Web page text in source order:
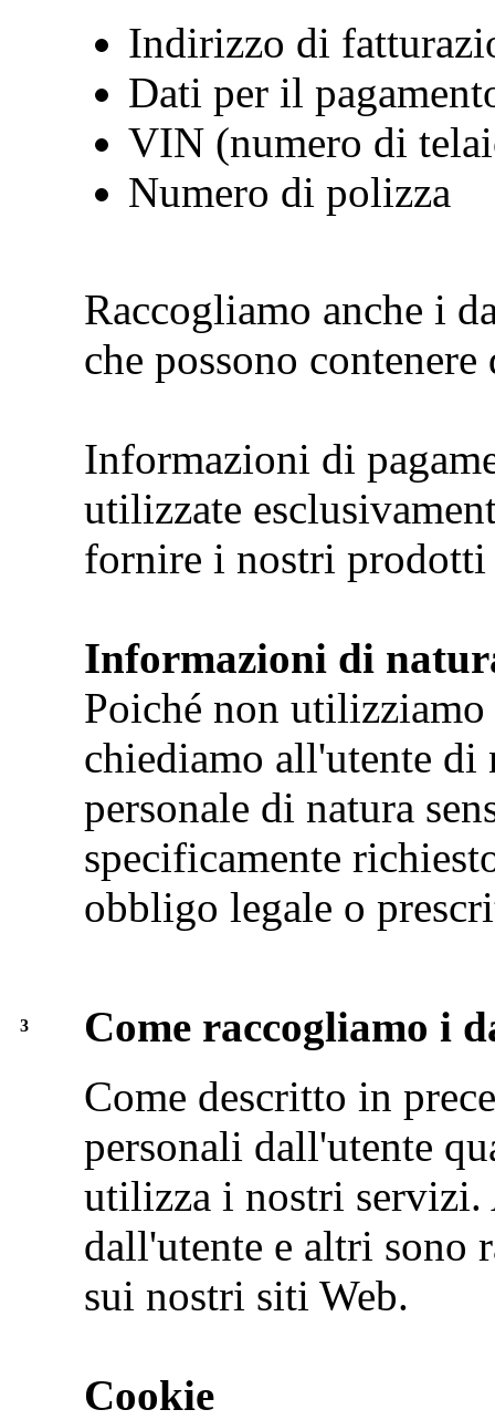
Indirizzo di
Dati per il
VIN (numero di
Numero di polizza
Raccogliamo anche i
che possono
Informazioni di
utilizzate
fornire i nostri prodotti
Informazioni di
Poiché non
chiediamo all'utente
personale di natura
specificamente
obbligo legale o
3
Come raccogliamo i
Come descritto in
personali dall'utente
utilizza i nostri
dall'utente e altri sono
sui nostri siti Web.
Cookie